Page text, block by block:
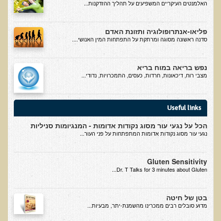
בדיקת צואה לאיתור מוקדם של סרטן המעי הגס M2PK
בדיקת דם קליפורד לרגישויות לחומרים דנטאליים
בדיקות למחסורים תזונתיים, בדיקות ויטמינים
בדיקות לקזיאו-מורפינים וגלוטיאו-מורפינים
דפי מידע
רשימת משאבים לפציינט
רשימת תוצרת מרוססת
רשימת מאכלים המכילים חומצה אוקסלית
עשרת המזונות
האלמנטים העיקריים המשפיעים על תהליך ההזדקנות...
פליאו-אנתרופולוגיה ותזונת האדם
סדנה ראשונה מסוגה ומרתקת על התפתחות המין האנושי....
נפש בריאה במוח בריא
מצבי רוח, דיכאונות, חרדות, כעסים, התמכרויות, נדודי...
Useful links
הכל על נגעי עור מסוג נקודות אדומות - המנגיומות סניליות
נגעי עור מסוג נקודות אדומות המתפתחות על פני העור...
Gluten Sensitivity
Dr. T Talks for 3 minutes about Gluten...
בטן של חיטה
​מדוע סובלים רבים ממכרינו מהשמנת-יתר, מבעיות...